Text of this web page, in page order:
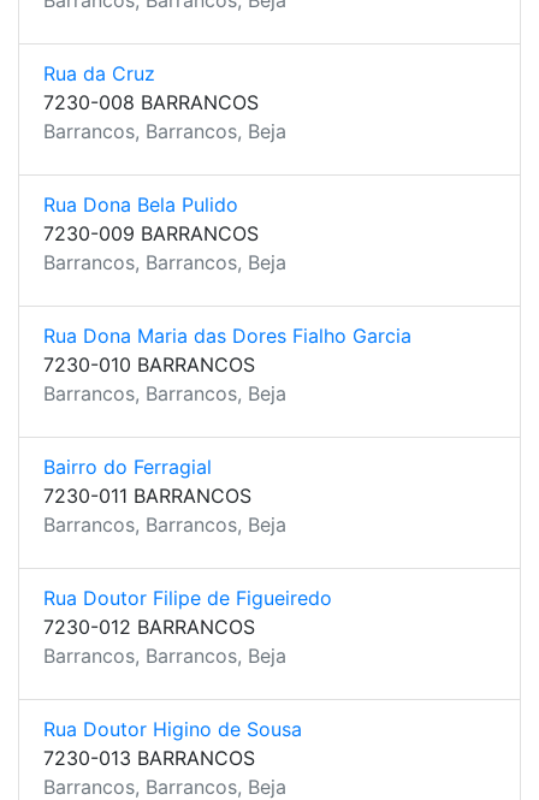
Rua da Cruz
7230-008 BARRANCOS
Barrancos, Barrancos, Beja
Rua Dona Bela Pulido
7230-009 BARRANCOS
Barrancos, Barrancos, Beja
Rua Dona Maria das Dores Fialho Garcia
7230-010 BARRANCOS
Barrancos, Barrancos, Beja
Bairro do Ferragial
7230-011 BARRANCOS
Barrancos, Barrancos, Beja
Rua Doutor Filipe de Figueiredo
7230-012 BARRANCOS
Barrancos, Barrancos, Beja
Rua Doutor Higino de Sousa
7230-013 BARRANCOS
Barrancos, Barrancos, Beja